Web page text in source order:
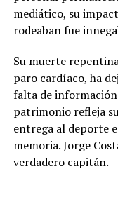
mediático, su
rodeaban fue
Su muerte
paro cardíaco, ha
falta de
patrimonio refleja
entrega al deporte
memoria. Jorge
verdadero capitán.